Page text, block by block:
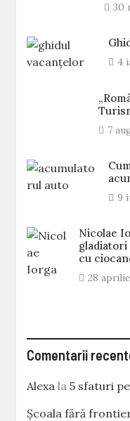
30
4
7
9
Nicolae
gladiatori
cu
28
Comentarii
Alexa la5 sfaturi
Școala fără